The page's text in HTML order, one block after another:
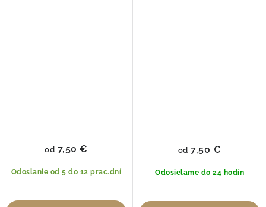
Odoslanie od 5 do 12 prac.dní
od 7,50 €
Odosielame do 24 hodín
od 7,50 €